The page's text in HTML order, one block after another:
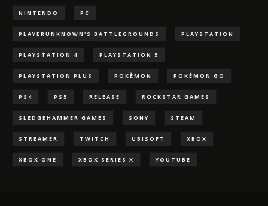
NINTENDO PC
PLAYERUNKNOWN'S BATTLEGROUNDS PLAYSTATION
PLAYSTATION 4 PLAYSTATION 5
PLAYSTATION PLUS POKÈMON POKÉMON GO
PS4 PS5 RELEASE ROCKSTAR GAMES
SLEDGEHAMMER GAMES SONY STEAM
STREAMER TWITCH UBISOFT XBOX
XBOX ONE XBOX SERIES X YOUTUBE